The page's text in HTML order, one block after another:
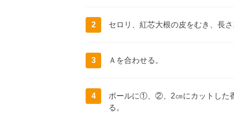
2 セロリ、紅芯大根の皮をむき、長さ
3 Ａを合わせる。
4
ボールに①、②、2㎝にカットした
る。